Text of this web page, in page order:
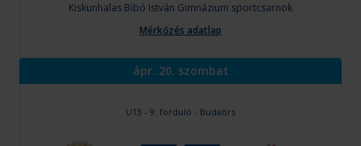
Kiskunhalas Bibó István Gimnázium sportcsarnok
Mérkőzés adatlap
ápr. 20. szombat
U13 - 9. forduló - Budaörs